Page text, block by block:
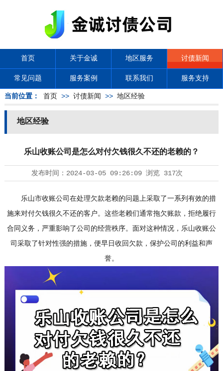
首页 关于金诚 地区服务 讨债新闻
常见问题 服务案例 联系我们 服务支持
当前位置： 首页 >> 讨债新闻 >> 地区经验
地区经验
乐山收账公司是怎么对付欠钱很久不还的老赖的？
发布时间： 2024-03-05 09:26:09浏览 317次
乐山市收账公司在处理欠款老赖的问题上采取了一系列有效的措
施来对付欠钱很久不还的客户。这些老赖们通常拖欠账款，拒绝履行
合同义务，严重影响了公司的经营秩序。面对这种情况，乐山收账公
司采取了针对性强的措施，便早日收回欠款，保护公司的利益和声
誉。